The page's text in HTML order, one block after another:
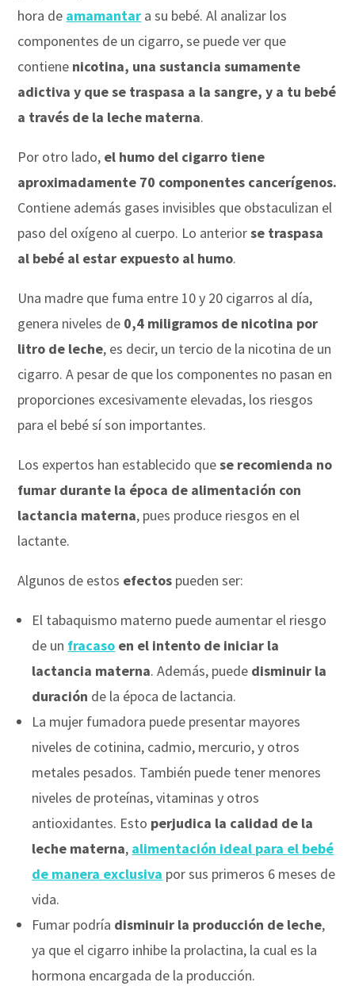
hora de amamantar a su bebé. Al analizar los
componentes de un cigarro, se puede ver que
contiene nicotina, una sustancia sumamente
adictiva y que se traspasa a la sangre, y a tu bebé
a través de la leche materna.
Por otro lado, el humo del cigarro tiene
aproximadamente 70 componentes cancerígenos.
Contiene además gases invisibles que obstaculizan el
paso del oxígeno al cuerpo. Lo anteriorse traspasa
al bebé al estar expuesto al humo.
Una madre que fuma entre 10 y 20 cigarros al día,
genera niveles de 0,4 miligramos de nicotina por
litro de leche, es decir, un tercio de la nicotina de un
cigarro. A pesar de que los componentes no pasan en
proporciones excesivamente elevadas, los riesgos
para el bebé sí son importantes.
Los expertos han establecido quese recomienda no
fumar durante la época de alimentación con
lactancia materna, pues produce riesgos en el
lactante.
Algunos de estos efectos pueden ser:
El tabaquismo materno puede aumentar el riesgo
de un fracaso en el intento de iniciar la
lactancia materna. Además, puede disminuir la
duración de la época de lactancia.
La mujer fumadora puede presentar mayores
niveles de cotinina, cadmio, mercurio, y otros
metales pesados. También puede tener menores
niveles de proteínas, vitaminas y otros
antioxidantes. Esto perjudica la calidad de la
leche materna, alimentación ideal para el bebé
de manera exclusiva por sus primeros 6 meses de
vida.
Fumar podría disminuir la producción de leche,
ya que el cigarro inhibe la prolactina, la cual es la
hormona encargada de la producción.